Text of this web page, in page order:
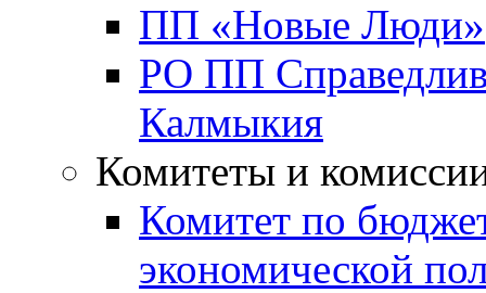
ПП «Новые Люди»
РО ПП
Калмыкия
Комитеты и
Комитет по
экономической